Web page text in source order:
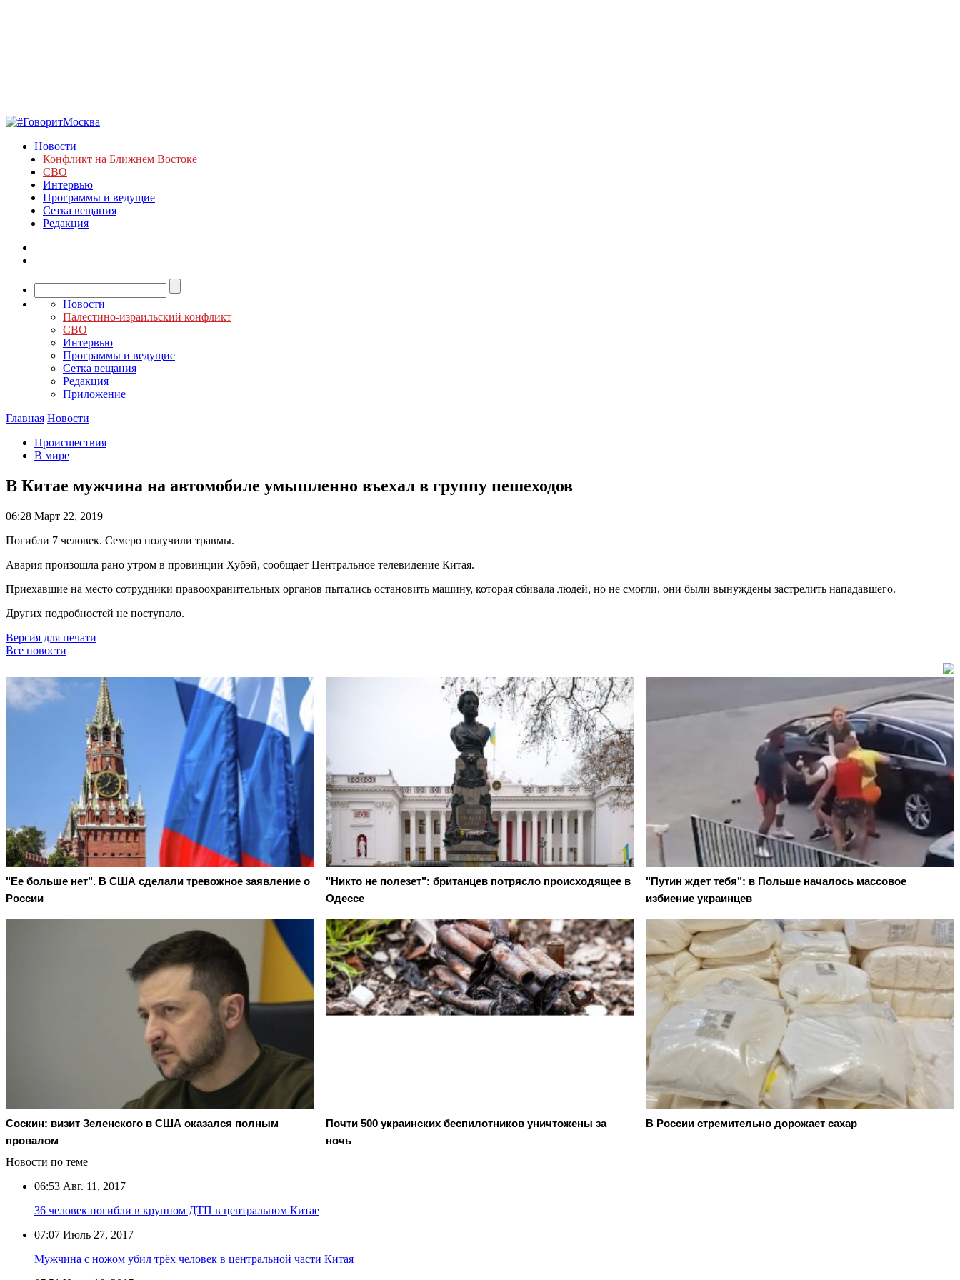
Новости
Конфликт на Ближнем Востоке
СВО
Интервью
Программы и ведущие
Сетка вещания
Редакция
Новости
Палестино-израильский конфликт
СВО
Интервью
Программы и ведущие
Сетка вещания
Редакция
Приложение
Главная Новости
Происшествия
В мире
В Китае мужчина на автомобиле умышленно въехал в группу пешеходов
06:28 Март 22, 2019
Погибли 7 человек. Семеро получили травмы.
Авария произошла рано утром в провинции Хубэй, сообщает Центральное телевидение Китая.
Приехавшие на место сотрудники правоохранительных органов пытались остановить машину, которая сбивала людей, но не смогли, они были вынуждены застрелить нападавшего.
Других подробностей не поступало.
Версия для печати
Все новости
"Ее больше нет". В США сделали тревожное заявление о
России
"Никто не полезет": британцев потрясло происходящее в
Одессе
"Путин ждет тебя": в Польше началось массовое
избиение украинцев
Соскин: визит Зеленского в США оказался полным
провалом
Почти 500 украинских беспилотников уничтожены за
ночь
В России стремительно дорожает сахар
Новости по теме
06:53 Авг. 11, 2017
36 человек погибли в крупном ДТП в центральном Китае
07:07 Июль 27, 2017
Мужчина с ножом убил трёх человек в центральной части Китая